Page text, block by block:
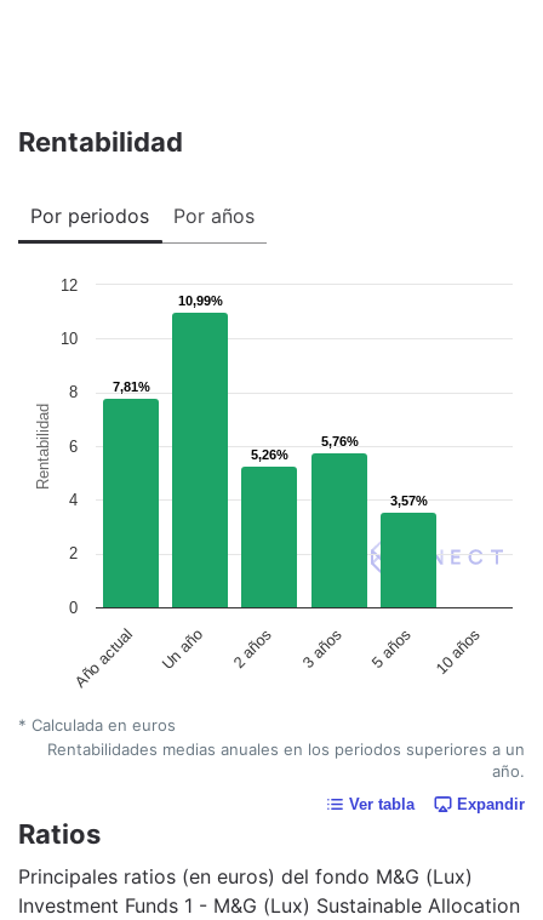
Rentabilidad
Por periodos Por años
Rentabilidad
7,81%
7,81%
10,99%
10,99%
5,26%
5,26%
5,76%
5,76%
3,57%
3,57%
Año actual Un año 2 años 3 años 5 años 10 años
0
2
4
6
8
10
12
* Calculada en euros
Rentabilidades medias anuales en los periodos superiores a un
año.
Ver tabla Expandir
Ratios
Principales ratios (en euros) del fondo M&G (Lux)
Investment Funds 1 - M&G (Lux) Sustainable Allocation